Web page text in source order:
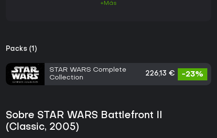
+Más
Packs (1)
STAR WARS Complete
Collection
226,13 € -23%
Sobre STAR WARS Battlefront II
(Classic, 2005)